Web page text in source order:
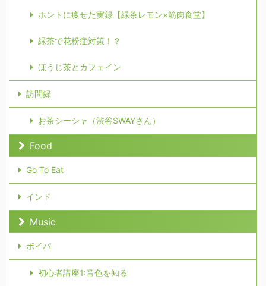
ホントに痩せた実録【緑茶レモン×筋肉食堂】
緑茶で花粉症対策！？
ほうじ茶とカフェイン
訪問録
お茶シーシャ（渋谷SWAYさん）
Food
Go To Eat
インド
Music
ボイパ
初心者講座1:音色を知る